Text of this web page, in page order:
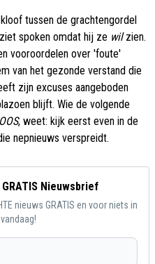
tussen de grachtengordel
spoken omdat hij ze wilzien.
vooroordelen over 'foute'
van het gezonde verstand die
zijn excuses aangeboden
blijft. Wie de volgende
, weet: kijk eerst even in de
nepnieuws verspreidt.
Nieuwsbrief
nieuws GRATIS en voor niets in